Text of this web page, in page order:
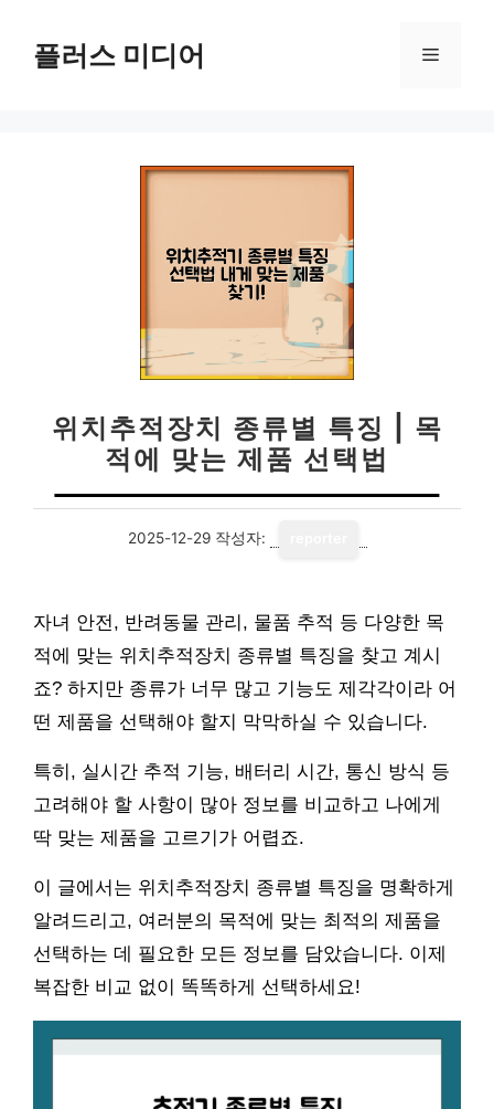
플러스 미디어 메
위치추적장치 종류별 특징 | 목
적에 맞는 제품 선택법
2025-12-29 작성자:
자녀 안전, 반려동물 관리, 물품 추적 등 다양한 목
적에 맞는 위치추적장치 종류별 특징을 찾고 계시
죠? 하지만 종류가 너무 많고 기능도 제각각이라 어
떤 제품을 선택해야 할지 막막하실 수 있습니다.
특히, 실시간 추적 기능, 배터리 시간, 통신 방식 등
고려해야 할 사항이 많아 정보를 비교하고 나에게
딱 맞는 제품을 고르기가 어렵죠.
이 글에서는 위치추적장치 종류별 특징을 명확하게
알려드리고, 여러분의 목적에 맞는 최적의 제품을
선택하는 데 필요한 모든 정보를 담았습니다. 이제
복잡한 비교 없이 똑똑하게 선택하세요!